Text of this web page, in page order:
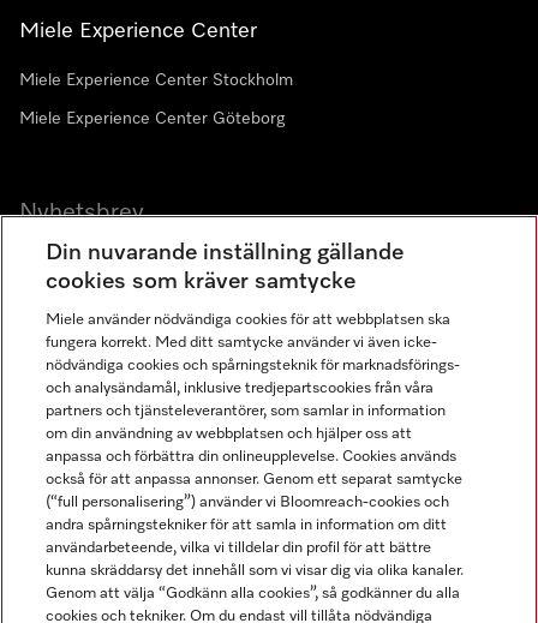
Miele Experience Center
Miele Experience Center Stockholm
Miele Experience Center Göteborg
Nyhetsbrev
Gå med i vår gemenskap
Miele AB
Miele på LinkedIn
Miele på Facebook
Miele på Instagram
Miele på Youtube
Din nuvarande inställning gällande
cookies som kräver samtycke
Miele använder nödvändiga cookies för att webbplatsen ska
fungera korrekt. Med ditt samtycke använder vi även icke-
nödvändiga cookies och spårningsteknik för marknadsförings-
och analysändamål, inklusive tredjepartscookies från våra
partners och tjänsteleverantörer, som samlar in information
om din användning av webbplatsen och hjälper oss att
anpassa och förbättra din onlineupplevelse. Cookies används
också för att anpassa annonser. Genom ett separat samtycke
(“full personalisering”) använder vi Bloomreach-cookies och
andra spårningstekniker för att samla in information om ditt
användarbeteende, vilka vi tilldelar din profil för att bättre
kunna skräddarsy det innehåll som vi visar dig via olika kanaler.
Genom att välja “Godkänn alla cookies”, så godkänner du alla
cookies och tekniker. Om du endast vill tillåta nödvändiga